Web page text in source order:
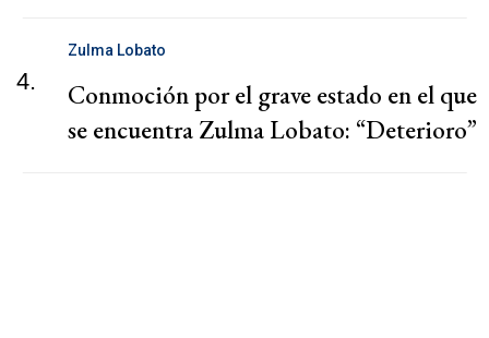
4.
Zulma Lobato
Conmoción por el grave estado en el que
se encuentra Zulma Lobato: “Deterioro”